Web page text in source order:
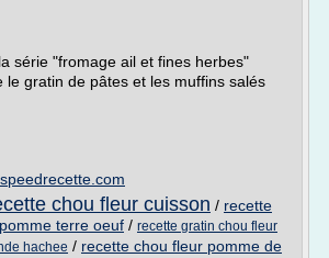
série "fromage ail et fines herbes"
le gratin de pâtes et les muffins salés
chou fleur cuisson / recette
terre oeuf / recette gratin chou fleur
hachee / recette chou fleur pomme de